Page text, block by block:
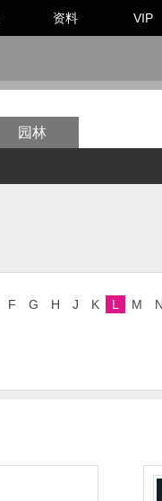
资料 VIP
园林
F G H J K L M